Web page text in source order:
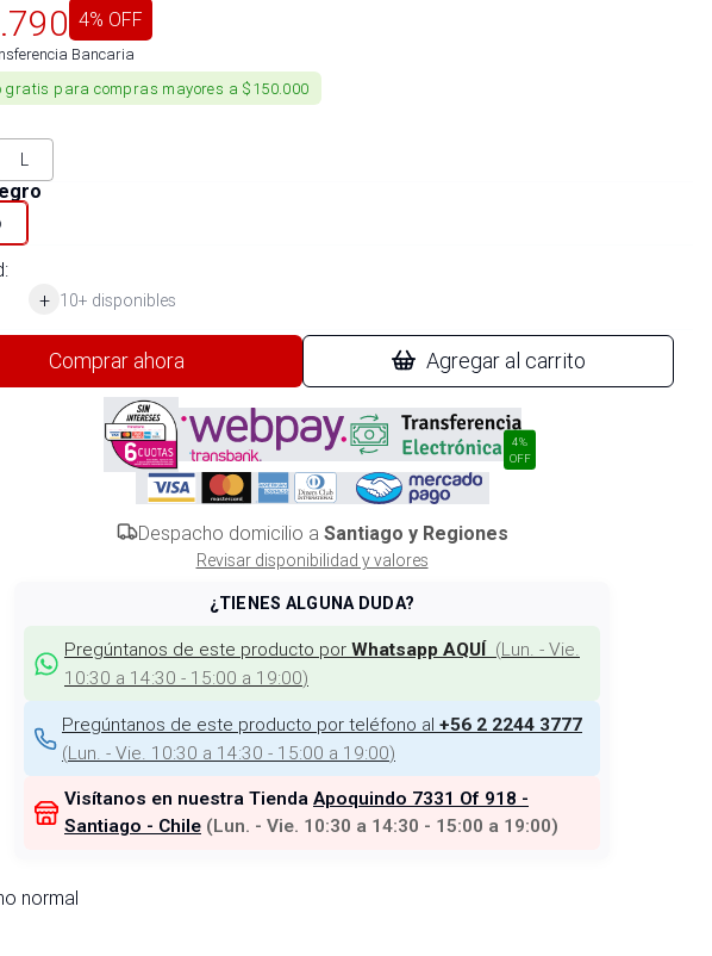
4% OFF
Bancaria
gratis para compras mayores a $150.000
L
+ 10+ disponibles
Comprar ahora Agregar al carrito
4%
OFF
Despacho domicilio a Santiago y Regiones
Revisar disponibilidad y valores
¿TIENES ALGUNA DUDA?
Pregúntanos de este producto por Whatsapp AQUÍ (Lun. - Vie.
10:30 a 14:30 - 15:00 a 19:00)
Pregúntanos de este producto por teléfono al +56 2 2244 3777
(Lun. - Vie. 10:30 a 14:30 - 15:00 a 19:00)
Visítanos en nuestra Tienda Apoquindo 7331 Of 918 -
Santiago - Chile (Lun. - Vie. 10:30 a 14:30 - 15:00 a 19:00)
normal